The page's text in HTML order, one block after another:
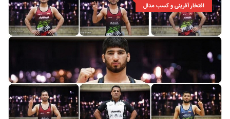
افتخار آفرینی و کسب مدال